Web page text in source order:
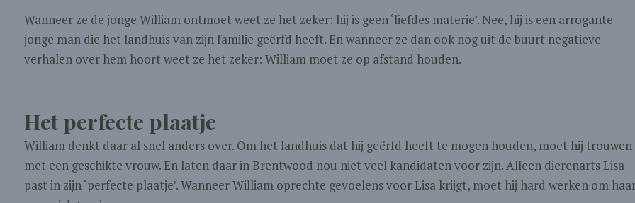
Wanneer ze de jonge William ontmoet weet ze het zeker: hij is geen ‘liefdes materie’. Nee, hij is een arrogante
jonge man die het landhuis van zijn familie geërfd heeft. En wanneer ze dan ook nog uit de buurt negatieve
verhalen over hem hoort weet ze het zeker: William moet ze op afstand houden.
Het perfecte plaatje
William denkt daar al snel anders over. Om het landhuis dat hij geërfd heeft te mogen houden, moet hij trouwen
met een geschikte vrouw. En laten daar in Brentwood nou niet veel kandidaten voor zijn. Alleen dierenarts Lisa
past in zijn ‘perfecte plaatje’. Wanneer William oprechte gevoelens voor Lisa krijgt, moet hij hard werken om